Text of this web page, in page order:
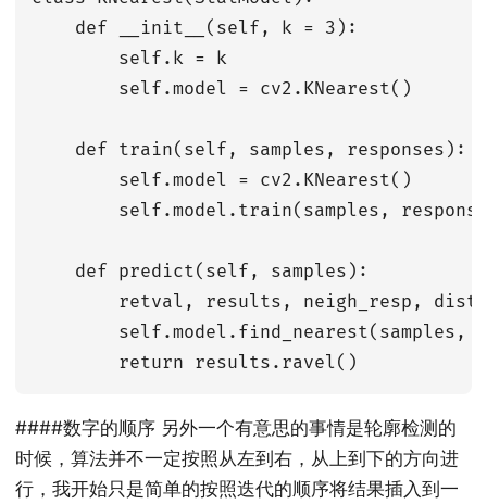
    def __init__(self, k = 3):
        self.k = k
        self.model = cv2.KNearest()
    def train(self, samples, responses):
        self.model = cv2.KNearest()
self.model.train(samples,
    def predict(self, samples):
retval, results, neigh_resp,
self.model.find_nearest(samples,
####数字的顺序 另外一个有意思的事情是轮廓检测的
时候，算法并不一定按照从左到右，从上到下的方向进
行，我开始只是简单的按照迭代的顺序将结果插入到一